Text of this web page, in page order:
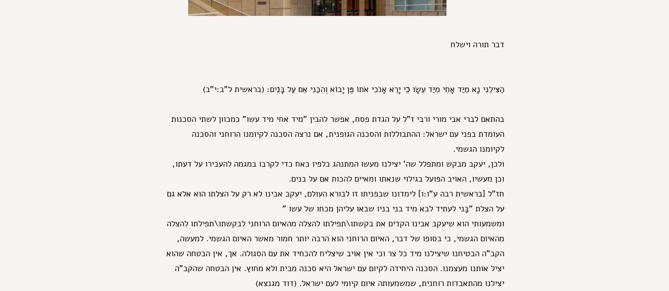
דבר תורה וישלח
הַצִּילֵנִי נָא מִיַּד אָחִי מִיַּד עֵשָׂו כִּֽי יָרֵא אָנֹכִי אֹתוֹ פֶּן יָבוֹא וְהִכַּנִי אֵם עַל בָּנִֽים: (בראשית ל"ב:י"ב)
בהתאם לברי אבי מורי ורבי ז"ל על הגדת פסח, אפשר להבין "מיד אחי מיד עשו" כמכוון לשתי הסכנות
העומדת בפני עם ישראל: ההתבוללות והסכנה הגופנית, אם נרצה הסכנה לקיומנו הרוחני והסכנה
לקיומנו הגשמי.
ולכן, יעקב מבקש ומתפלל שה' יצילנו מעשו המתנהג כלפיו כאח כדי לקרבו במגמה להעבירו על דעתו,
וכן מעשיו, האויב הפועל בגילוי שנאתו ומאיים להכות אם על בנים.
חז"ל [בראשית רבה ע"ו:ו] לימדונו שבפניתו זו לבורא העולם, יעקב אבינו לא רק על הצלתו הוא אלא גם
על הצלת "בָּני לעתיד לבא מיד בני בניו שבאו עליהן מכחו של עשו "
ומשמעותי הוא שיעקב אבינו הקדים את בקשתו\תפילתו להצלה מהאיום הרוחני לבקשתו\תפילתו להצלה
מהאיום הגשמי, כי בסופו של דבר, האיום הרוחני הוא הרבה יותר חמור מאשר האיום הגשמי. למעשה,
הקב"ה הבטיחנו שיצילנו מיד כל צר וכי אין אויב שיצליח להכחיד את עם הסגולה. אך, אין הבטחה שהוא
יציל אותנו מעצמנו. הסכנה היחידה לקיום עם ישראל היא סכנה מבית ולא מחוץ. אין הבטחה שהקב"ה
יצילנו מהתאבדות רוחנית, שמשמעותה איום קיומי לעם ישראל. (דוד מגנצא)